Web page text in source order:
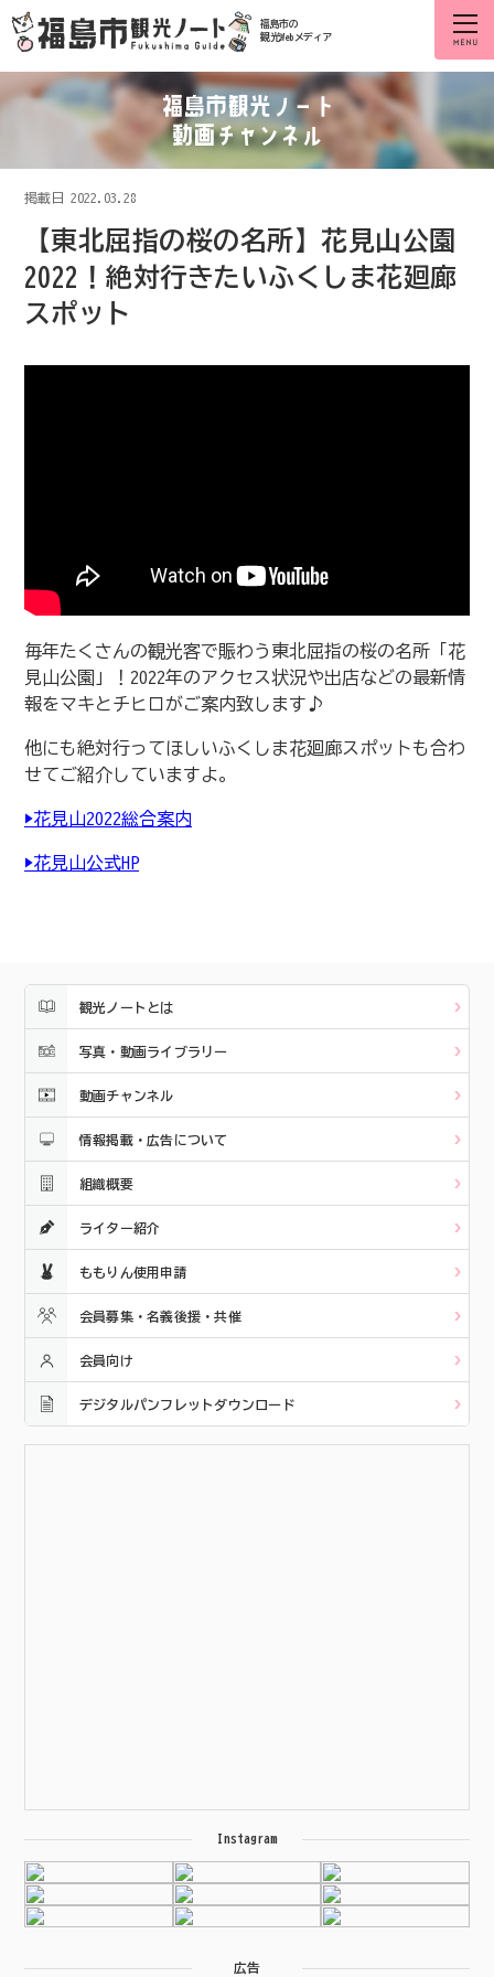
福島市の
観光Webメディア
掲載日 2022.03.28
【東北屈指の桜の名所】花見山公園
2022！絶対行きたいふくしま花廻廊
スポット
毎年たくさんの観光客で賑わう東北屈指の桜の名所「花
見山公園」！2022年のアクセス状況や出店などの最新情
報をマキとチヒロがご案内致します♪
他にも絶対行ってほしいふくしま花廻廊スポットも合わ
せてご紹介していますよ。
▶︎花見山2022総合案内
▶︎花見山公式HP
観光ノートとは
写真・動画ライブラリー
動画チャンネル
情報掲載・広告について
組織概要
ライター紹介
ももりん使用申請
会員募集・名義後援・共催
会員向け
デジタルパンフレットダウンロード
Instagram
広告